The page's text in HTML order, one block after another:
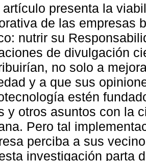
artículo presenta la
de las empresas
nutrir su
de divulgación
no solo a
y a que sus
estén
y otros asuntos con la
Pero tal
perciba a sus
investigación parta